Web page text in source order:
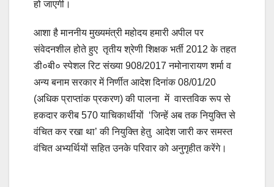
हो जाएगी।
आशा है माननीय मुख्यमंत्री महोदय हमारी अपील पर
संवेदनशील होते हुए तृतीय श्रेणी शिक्षक भर्ती 2012 के तहत
डी०बी० स्पेशल रिट संख्या 908/2017 नमोनारायण शर्मा व
अन्य बनाम सरकार में निर्णीत आदेश दिनांक 08/01/20
(अधिक प्राप्तांक प्रकरण) की पालना में वास्तविक रूप से
हकदार करीब 570 याचिकार्थीयों ‘जिन्हें अब तक नियुक्ति से
वंचित कर रखा था’ की नियुक्ति हेतु आदेश जारी कर समस्त
वंचित अभ्यर्थियों सहित उनके परिवार को अनुगृहीत करेंगे।